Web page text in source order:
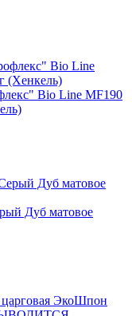
Bio Line MF190
Дуб матовое